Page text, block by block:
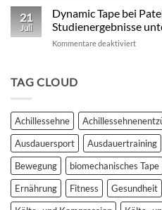
Kinesio
vs.
Tape
21
Juli
Dynamic Tape bei
Studienergebnisse
Kommentare deaktiviertfür
unter
der
Lupe
TAG CLOUD
Achillessehne
Ausdauersport
Ausdauertraining
Bewegung
biomechanisches Tape
Ernährung
Fitness Gesundheit